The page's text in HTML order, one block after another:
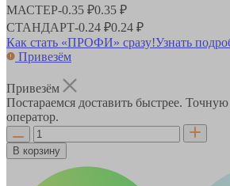
МАСТЕР-0.35 ₽0.35 ₽
СТАНДАРТ-0.24 ₽0.24 ₽
Как стать «ПРОФИ» сразу!Узнать
Привезём
Привезём
Постараемся доставить быстрее.
оператор.
В корзину